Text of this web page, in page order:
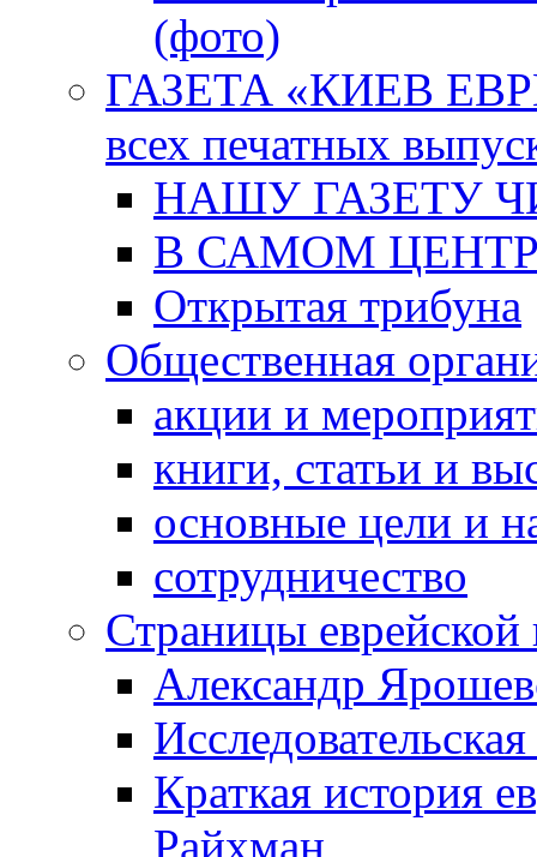
(фото)
ГАЗЕТА «КИЕВ
всех печатных
НАШУ ГАЗЕТУ
В САМОМ
Открытая трибуна
Общественная
акции и
книги, статьи и
основные цели и
сотрудничество
Страницы
Александр
Краткая история
Райхман